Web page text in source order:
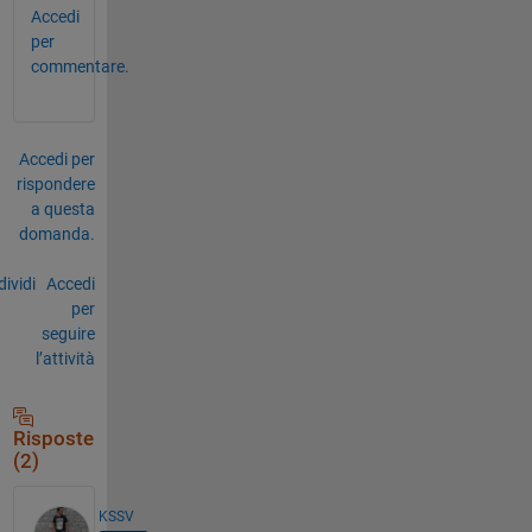
Accedi
per
commentare.
Accedi per
rispondere
a questa
domanda.
Accedi
per
seguire
l’attività
Risposte
(2)
KSSV